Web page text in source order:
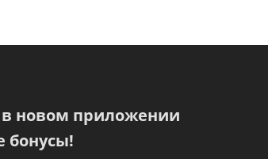
новом приложении
бонусы!